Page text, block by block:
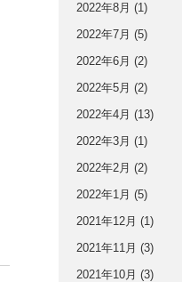
2022年8月 (1)
2022年7月 (5)
2022年6月 (2)
2022年5月 (2)
2022年4月 (13)
2022年3月 (1)
2022年2月 (2)
2022年1月 (5)
2021年12月 (1)
2021年11月 (3)
2021年10月 (3)